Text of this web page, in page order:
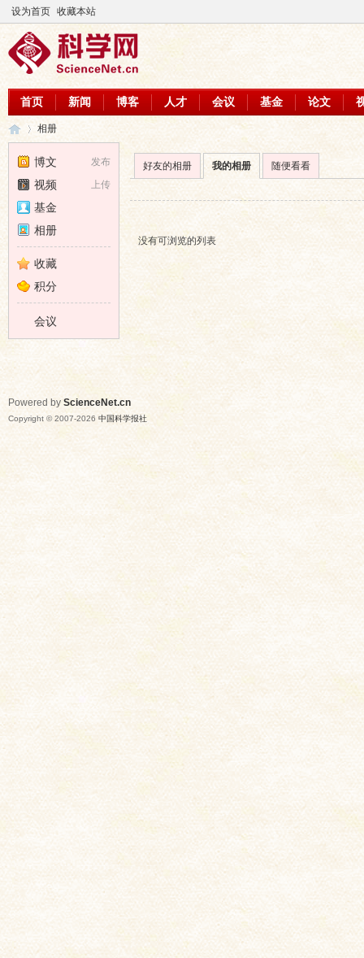
设为首页 收藏本站
首页 新闻 博客 人才 会议 基金 论文
›
相册
发布
博文
上传
视频
基金
相册
收藏
积分
会议
好友的相册 我的相册 随便看看
没有可浏览的列表
Powered by ScienceNet.cn
Copyright © 2007-2026 中国科学报社